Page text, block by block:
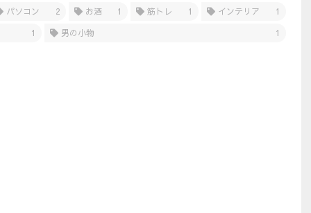
パソコン
2 お酒 1 筋トレ 1 インテリア
1
1
男の小物 1